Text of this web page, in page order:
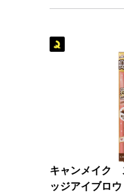
キャンメイク
ッジアイブロ